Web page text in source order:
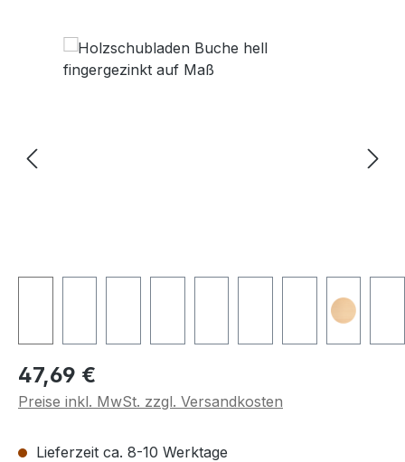
Regulärer Preis:
47,69 €
Preise inkl. MwSt. zzgl. Versandkosten
Lieferzeit ca. 8-10 Werktage